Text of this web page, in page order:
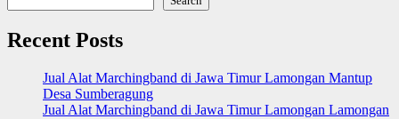
Recent Posts
Jual Alat Marchingband di Jawa Timur Lamongan Mantup
Desa Sumberagung
Jual Alat Marchingband di Jawa Timur Lamongan Lamongan